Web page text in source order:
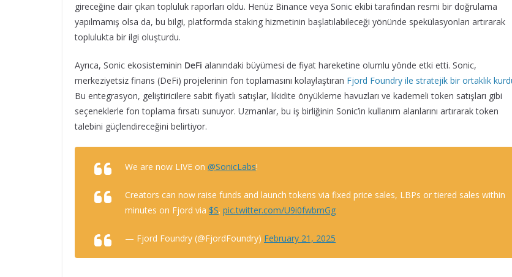
gireceğine dair çıkan topluluk raporları oldu. Henüz Binance veya Sonic ekibi tarafından resmi bir doğrulama
yapılmamış olsa da, bu bilgi, platformda staking hizmetinin başlatılabileceği yönünde spekülasyonları artırarak
toplulukta bir ilgi oluşturdu.
Ayrıca, Sonic ekosisteminin DeFi alanındaki büyümesi de fiyat hareketine olumlu yönde etki etti. Sonic,
merkeziyetsiz finans (DeFi) projelerinin fon toplamasını kolaylaştıran Fjord Foundry ile stratejik bir ortaklık
Bu entegrasyon, geliştiricilere sabit fiyatlı satışlar, likidite önyükleme havuzları ve kademeli token satışları gibi
seçeneklerle fon toplama fırsatı sunuyor. Uzmanlar, bu iş birliğinin Sonic’in kullanım alanlarını artırarak token
talebini güçlendireceğini belirtiyor.
We are now LIVE on @SonicLabs!
Creators can now raise funds and launch tokens via fixed price sales, LBPs or tiered sales within
minutes on Fjord via $S. pic.twitter.com/U9i0fwbmGg
— Fjord Foundry (@FjordFoundry) February 21, 2025